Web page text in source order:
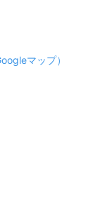
マップ）